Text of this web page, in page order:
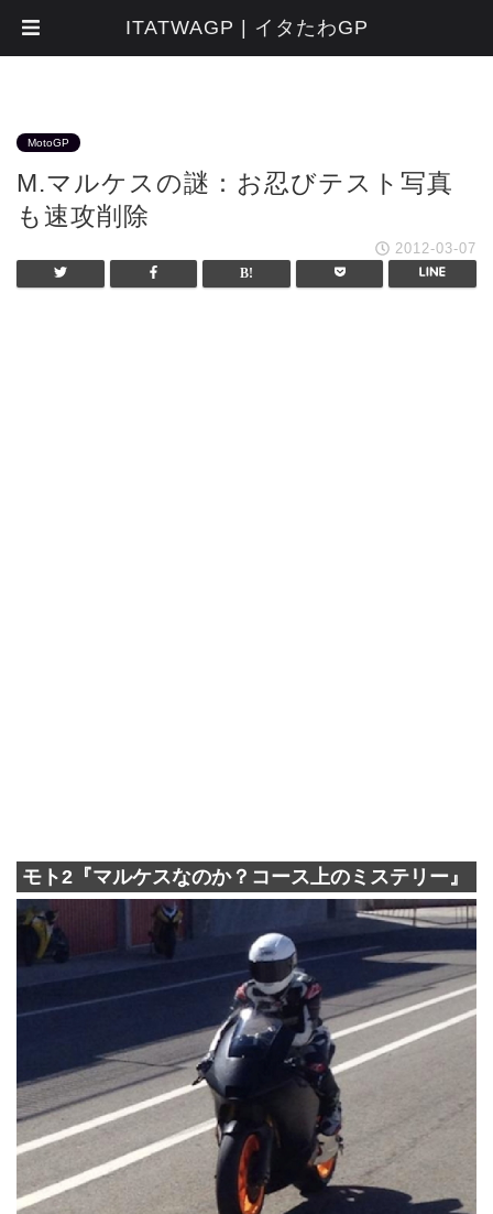
MotoGP
M.マルケスの謎：お忍びテスト写真
も速攻削除
2012-03-07
モト2『マルケスなのか？コース上のミステリー』
ITATWAGP | イタたわGP